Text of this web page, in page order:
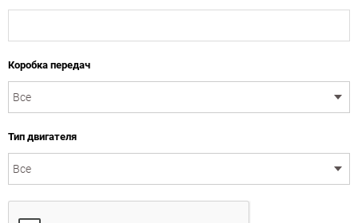
Коробка передач
Тип двигателя